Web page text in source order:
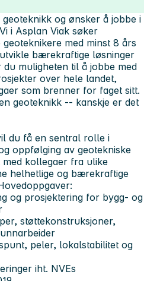
og ønsker å jobbe i
i Asplan Viak søker
med minst 8 års
bærekraftige løsninger
muligheten til å jobbe med
over hele landet,
som brenner for faget sitt.
geoteknikk -- kanskje er det
du få en sentral rolle i
oppfølging av geotekniske
kollegaer fra ulike
helhetlige og bærekraftige
og prosjektering for bygg- og
støttekonstruksjoner,
peler, lokalstabilitet og
iht. NVEs